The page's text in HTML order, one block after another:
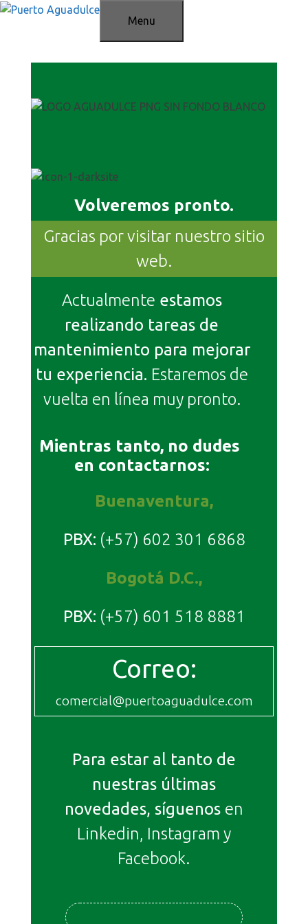
Saltar
Menu
Volveremos pronto.
Gracias por visitar nuestro sitio
web.
Actualmente estamos
realizando tareas de
mantenimiento para mejorar
tu experiencia. Estaremos de
vuelta en línea muy pronto.
Mientras tanto, no dudes
en contactarnos:
Buenaventura,
PBX: (+57) 602 301 6868
Bogotá D.C.,
PBX: (+57) 601 518 8881
Correo:
comercial@puertoaguadulce.com
Para estar al tanto de
nuestras últimas
novedades, síguenos en
Linkedin, Instagram y
Facebook.